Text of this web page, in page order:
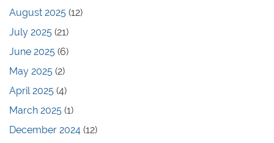
August 2025 (12)
July 2025 (21)
June 2025 (6)
May 2025 (2)
April 2025 (4)
March 2025 (1)
December 2024 (12)